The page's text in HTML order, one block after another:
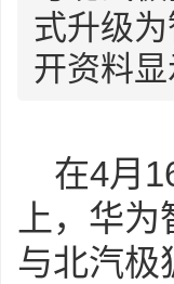
式升级
开资料
在4月
上，华
与北汽极